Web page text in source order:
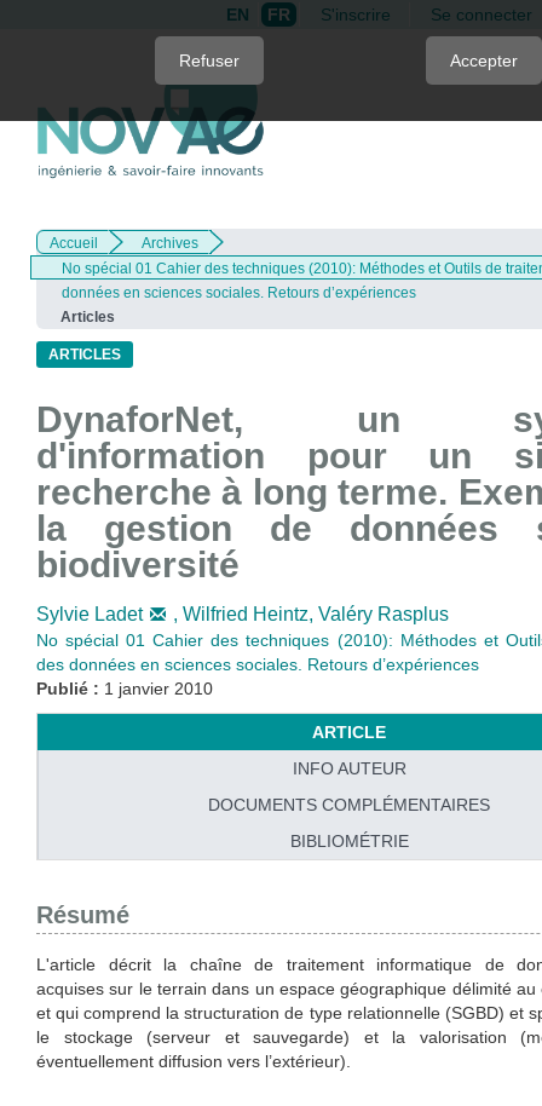
page
content
Navigation
Main
Content
Sidebar
EN FR S'inscrire Se connecter
Accueil
Archives
No spécial 01 Cahier des techniques (2010): Méthodes et Outils de
données en sciences sociales. Retours d’expériences
Articles
ARTICLES
DynaforNet, un
d'information pour un
recherche à long terme.
la gestion de données
biodiversité
Sylvie Ladet , Wilfried Heintz, Valéry Rasplus
No spécial 01 Cahier des techniques (2010): Méthodes et
des données en sciences sociales. Retours d’expériences
Publié : 1 janvier 2010
ARTICLE
INFO AUTEUR
DOCUMENTS COMPLÉMENTAIRES
BIBLIOMÉTRIE
Résumé
L'article décrit la chaîne de traitement informatique de
acquises sur le terrain dans un espace géographique délimité
et qui comprend la structuration de type relationnelle (SGBD) et
le stockage (serveur et sauvegarde) et la valorisation
éventuellement diffusion vers l’extérieur).
Refuser Accepter